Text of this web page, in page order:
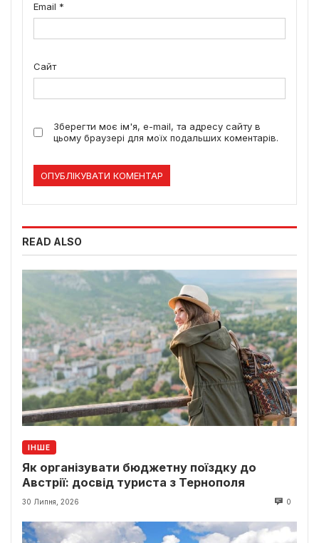
Email *
Сайт
Зберегти моє ім'я, e-mail, та адресу сайту в
цьому браузері для моїх подальших коментарів.
READ ALSO
ІНШЕ
Як організувати бюджетну поїздку до
Австрії: досвід туриста з Тернополя
30 Липня, 2026 0